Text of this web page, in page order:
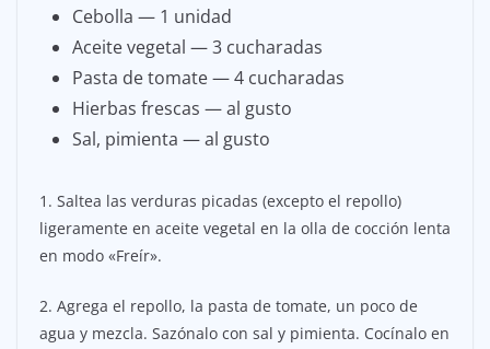
Cebolla — 1 unidad
Aceite vegetal — 3 cucharadas
Pasta de tomate — 4 cucharadas
Hierbas frescas — al gusto
Sal, pimienta — al gusto
1. Saltea las verduras picadas (excepto el repollo)
ligeramente en aceite vegetal en la olla de cocción lenta
en modo «Freír».
2. Agrega el repollo, la pasta de tomate, un poco de
agua y mezcla. Sazónalo con sal y pimienta. Cocínalo en